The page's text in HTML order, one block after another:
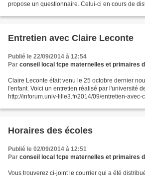
propose un questionnaire. Celui-ci en cours de
Entretien avec Claire Leconte
Publié le 22/09/2014 à 12:54
Par conseil local fcpe maternelles et primaires
Claire Leconte était venu le 25 octobre dernier
l'enfant. Voici un entretien réalisé par l'université
http://inforum.univ-lille3.fr/2014/09/entretien-
Horaires des écoles
Publié le 02/09/2014 à 12:51
Par conseil local fcpe maternelles et primaires
Vous trouverez ci-joint le courrier qui a été